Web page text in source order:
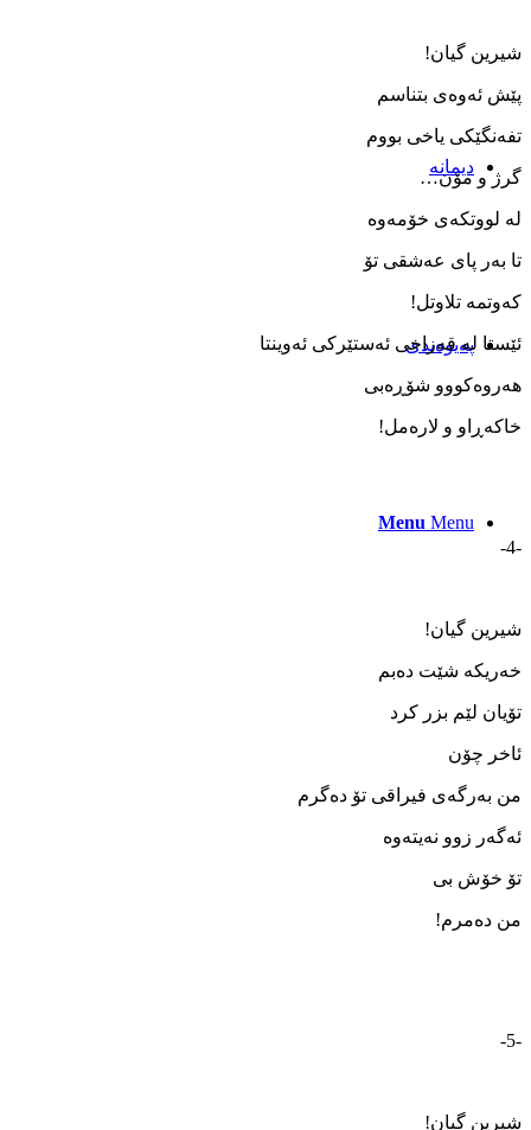
دیمانە
پەیوەندی
Menu Menu
شیرین گیان!
پێش ئه‌وه‌ی بتناسم
تفه‌نگێکی یاخی بووم
گرژ و مۆن…
له‌ لووتکه‌ی خۆمه‌وه
تا به‌ر پای عه‌شقی تۆ
که‌وتمه‌ تلاوتل!
ئێستا له‌ قه‌راخی ئه‌ستێرکی ئه‌وینتا
هه‌روه‌کووو شۆڕە‌بی
خاکه‌ڕاو و لا‌ره‌مل!
-4-
شیرین گیان!
خه‌ریکه‌ شێت ده‌بم
تۆیان لێم بزر کرد
ئاخر چۆن
من به‌رگه‌ی فیراقی تۆ ده‌گرم
ئه‌گه‌ر زوو نه‌یته‌وه
تۆ خۆش بی
من ده‌مرم!
-5-
شیرین گیان!